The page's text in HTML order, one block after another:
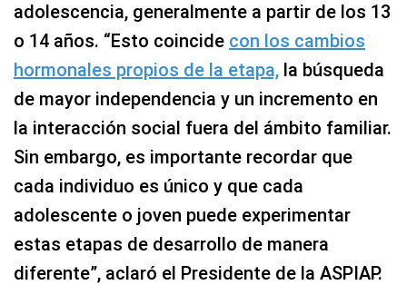
adolescencia, generalmente a partir de los 13
o 14 años. “Esto coincide con los cambios
hormonales propios de la etapa, la búsqueda
de mayor independencia y un incremento en
la interacción social fuera del ámbito familiar.
Sin embargo, es importante recordar que
cada individuo es único y que cada
adolescente o joven puede experimentar
estas etapas de desarrollo de manera
diferente”, aclaró el Presidente de la ASPIAP.